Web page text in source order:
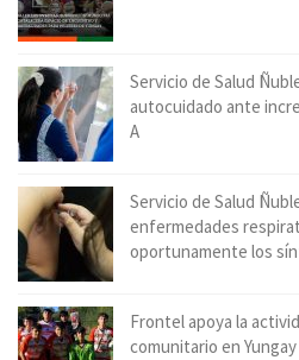
Servicio de Salud
autocuidado ante
A
Servicio de Salud
enfermedades
oportunamente los
Frontel apoya la
comunitario en Yungay